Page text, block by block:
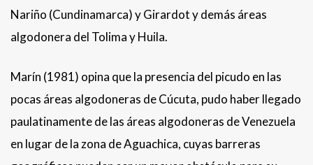
Nariño (Cundinamarca) y Girardot y demás áreas
algodonera del Tolima y Huila.
Marín (1981) opina que la presencia del picudo en las
pocas áreas algodoneras de Cúcuta, pudo haber llegado
paulatinamente de las áreas algodoneras de Venezuela
en lugar de la zona de Aguachica, cuyas barreras